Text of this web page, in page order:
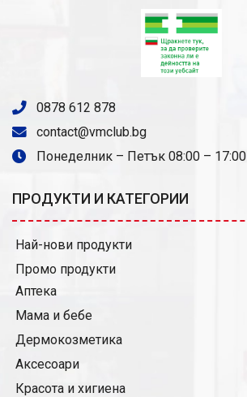
0878 612 878
contact@vmclub.bg
Понеделник – Петък 08:00 – 17:00
ПРОДУКТИ И КАТЕГОРИИ
Най-нови продукти
Промо продукти
Аптека
Мама и бебе
Дермокозметика
Аксесоари
Красота и хигиена